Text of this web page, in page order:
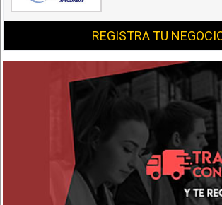
REGISTRA TU